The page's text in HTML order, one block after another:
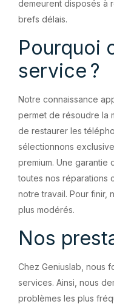
demeurent disposés à
brefs délais.
Pourquoi
service ?
Notre connaissance
permet de résoudre la
de restaurer les
sélectionnons
premium. Une garantie
toutes nos réparations
notre travail. Pour finir,
plus modérés.
Nos
Chez Geniuslab, nous
services. Ainsi, nous
problèmes les plus